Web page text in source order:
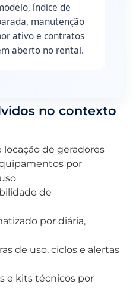
índice de
manutenção
ativo e contratos
aberto no rental.
no contexto
de geradores
por
de
por diária,
de uso, ciclos e alertas
e kits técnicos por